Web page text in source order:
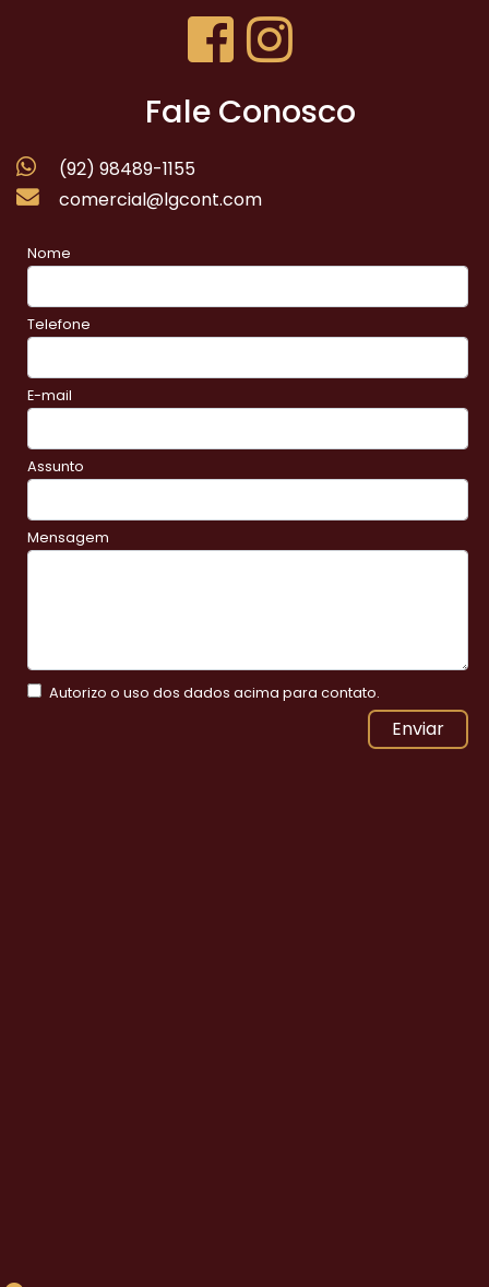
Fale Conosco
(92) 98489-1155
comercial@lgcont.com
Nome
Telefone
E-mail
Assunto
Mensagem
Autorizo o uso dos dados acima para contato.
Enviar